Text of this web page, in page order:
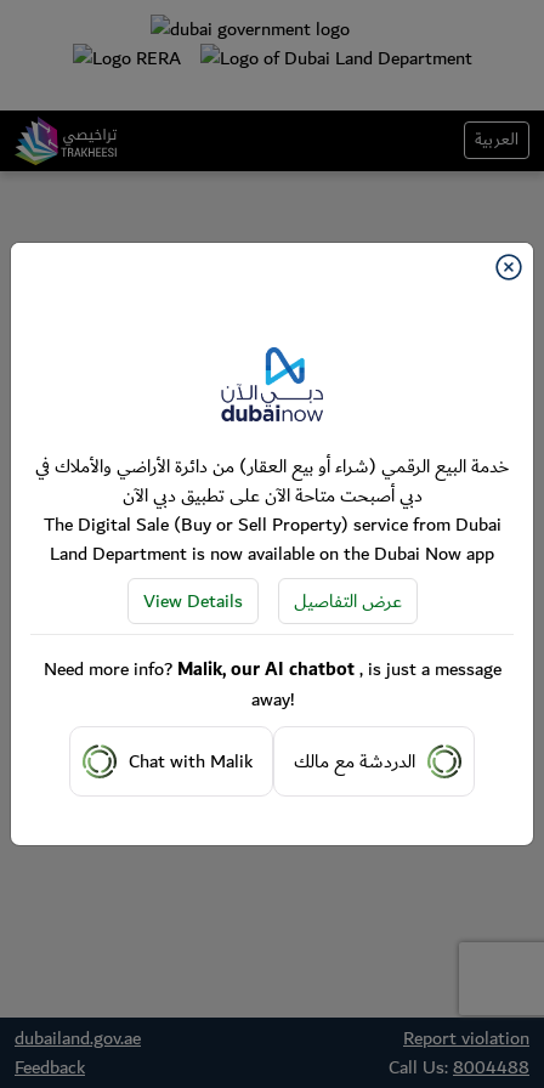
العربية
dubailand.gov.ae
Report violation
Feedback
Call Us:8004488
خدمة البيع الرقمي (شراء أو بيع العقار) من دائرة الأراضي والأملاك في
دبي أصبحت متاحة الآن على تطبيق دبي الآن
The Digital Sale (Buy or Sell Property) service from Dubai
Land Department is now available on the Dubai Now app
View Details
عرض التفاصيل
Need more info?Malik, our AI chatbot, is just a message
away!
Chat with Malik
الدردشة مع مالك